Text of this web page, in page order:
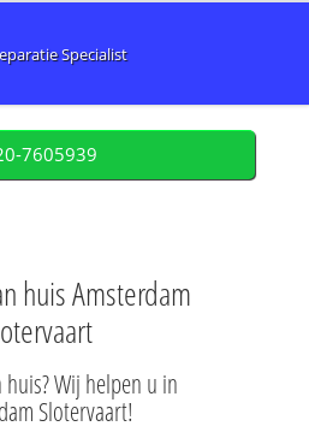
Specialist
7605939
huis Amsterdam
Wij helpen u in
Slotervaart!